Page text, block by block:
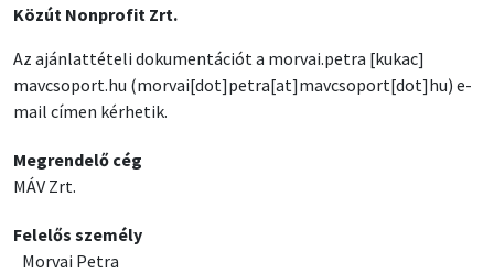
Közút Nonprofit Zrt.
Az ajánlattételi dokumentációt a morvai.petra [kukac]
mavcsoport.hu (morvai[dot]petra[at]mavcsoport[dot]hu) e-
mail címen kérhetik.
Megrendelő cég
MÁV Zrt.
Felelős személy
Morvai Petra